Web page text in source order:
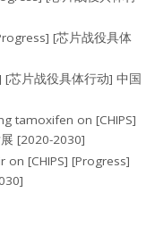
[芯片战役具体
[芯片战役具体行动] 中国
tamoxifen on[CHIPS]
[2020-2030]
on[CHIPS] [Progress]